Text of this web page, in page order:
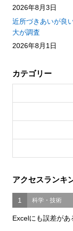
2026年8月3日
近所づきあいが良
大が調査
2026年8月1日
カテゴリー
アクセスランキ
1 科学・技術
Excelにも誤差が